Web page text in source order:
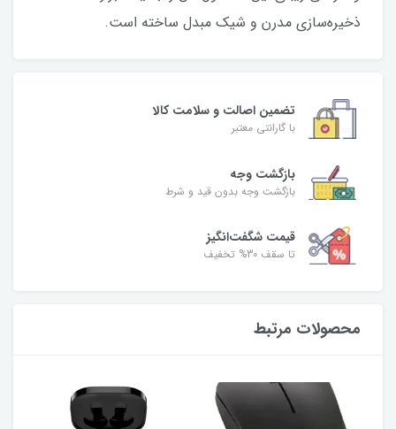
ذخیره‌سازی مدرن و شیک مبدل ساخته است.
تضمین اصالت و سلامت کالا
با گارانتی معتبر
بازگشت وجه
بازگشت وجه بدون قید و شرط
قیمت شگفت‌انگیز
تا سقف 30% تخفیف
محصولات مرتبط